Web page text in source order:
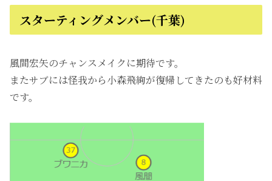
スターティングメンバー(千葉)
風間宏矢のチャンスメイクに期待です。
またサブには怪我から小森飛絢が復帰してきたのも好材料
です。